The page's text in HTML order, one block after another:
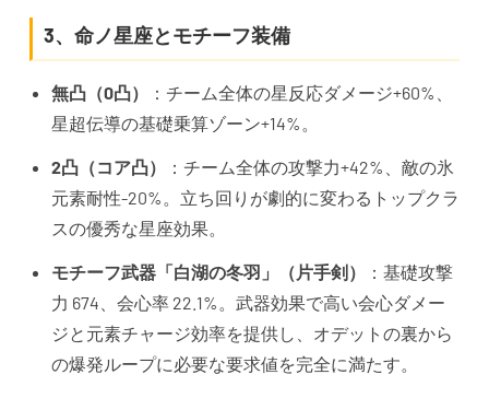
3、命ノ星座とモチーフ装備
無凸（0凸）
：チーム全体の星反応ダメージ+60%、
星超伝導の基礎乗算ゾーン+14%。
2凸（コア凸）
：チーム全体の攻撃力+42%、敵の氷
元素耐性-20%。立ち回りが劇的に変わるトップクラ
スの優秀な星座効果。
モチーフ武器「白湖の冬羽」（片手剣）
：基礎攻撃
力 674、会心率 22.1%。武器効果で高い会心ダメー
ジと元素チャージ効率を提供し、オデットの裏から
の爆発ループに必要な要求値を完全に満たす。